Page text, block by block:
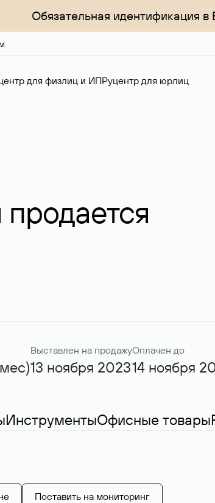
Обязательная идентификация
для физлиц и ИПРуцентр для юрлиц
Выставлен на продажу
13 ноября 2023
Оплачен до
14 ноября
ИнструментыОфисные товары
Поставить на мониторинг